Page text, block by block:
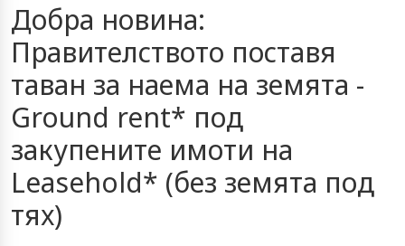
Добра новина:
Правителството поставя
таван за наема на земята -
Ground rent* под
закупените имоти на
Leasehold* (без земята под
тях)